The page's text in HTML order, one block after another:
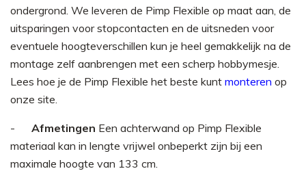
ondergrond. We leveren de Pimp Flexible op maat aan, de
uitsparingen voor stopcontacten en de uitsneden voor
eventuele hoogteverschillen kun je heel gemakkelijk na de
montage zelf aanbrengen met een scherp hobbymesje.
Lees hoe je de Pimp Flexible het beste kunt monteren op
onze site.
Afmetingen Een achterwand op Pimp Flexible
materiaal kan in lengte vrijwel onbeperkt zijn bij een
maximale hoogte van 133 cm.